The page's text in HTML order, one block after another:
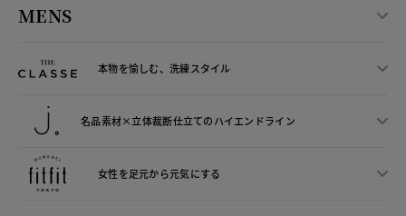
MENS
本物を愉しむ、洗練スタイル
名品素材×立体裁断仕立てのハイエンドライン
女性を足元から元気にする